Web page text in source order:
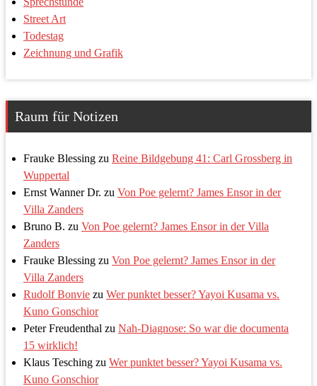
Street Art
Todestag
Zeichnung und Grafik
Raum für Notizen
Frauke Blessing zu Reine Bildgebung 41: Carl Grossberg in
Wuppertal
Ernst Wanner Dr. zu Von Poe gelernt? James Ensor in der
Villa Zanders
Bruno B. zu Von Poe gelernt? James Ensor in der Villa
Zanders
Frauke Blessing zu Von Poe gelernt? James Ensor in der
Villa Zanders
Rudolf Bonvie zu Wer punktet besser? Yayoi Kusama vs.
Kuno Gonschior
Peter Freudenthal zu Nah-Diagnose: So war die documenta
15 wirklich!
Klaus Tesching zu Wer punktet besser? Yayoi Kusama vs.
Kuno Gonschior